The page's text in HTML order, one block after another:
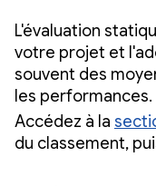
L'évaluation
votre projet et
souvent des
les performances.
Accédez à la
du classement,